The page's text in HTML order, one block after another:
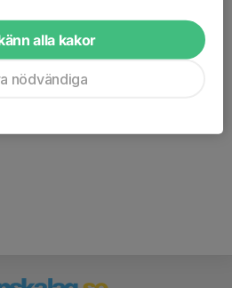
senaste nyheterna på hemsidan. För
hemsidan loggar du in högst upp till
alla kakor
nödvändiga